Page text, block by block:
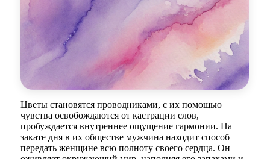
Цветы становятся проводниками, с их помощью
чувства освобождаются от кастрации слов,
пробуждается внутреннее ощущение гармонии. На
закате дня в их обществе мужчина находит способ
передать женщине всю полноту своего сердца. Он